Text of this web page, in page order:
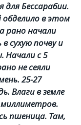
для Бессарабии.
обделило в этом
рано начали
сухую почву и
Начали с 5
не сеяли
25-27
Влаги в земле
пшеница. Там,